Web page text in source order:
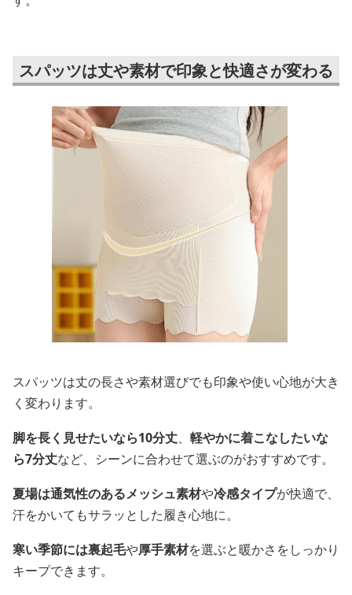
スパッツは丈や素材で印象と快適さが変わる
スパッツは丈の長さや素材選びでも印象や使い心地が大き
く変わります。
脚を長く見せたいなら10分丈、 軽やかに着こなしたいな
ら7分丈など、シーンに合わせて選ぶのがおすすめです。
夏場は通気性のあるメッシュ素材や冷感タイプが快適で、
汗をかいてもサラッとした履き心地に。
寒い季節には裏起毛や厚手素材を選ぶと暖かさをしっかり
キープできます。